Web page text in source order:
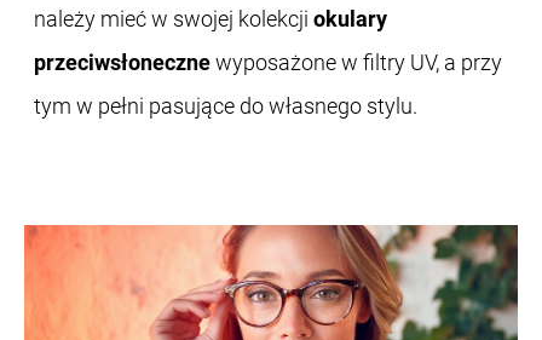
należy mieć w swojej kolekcji okulary
przeciwsłonecznewyposażone w filtry UV, a przy
tym w pełni pasujące do własnego stylu.